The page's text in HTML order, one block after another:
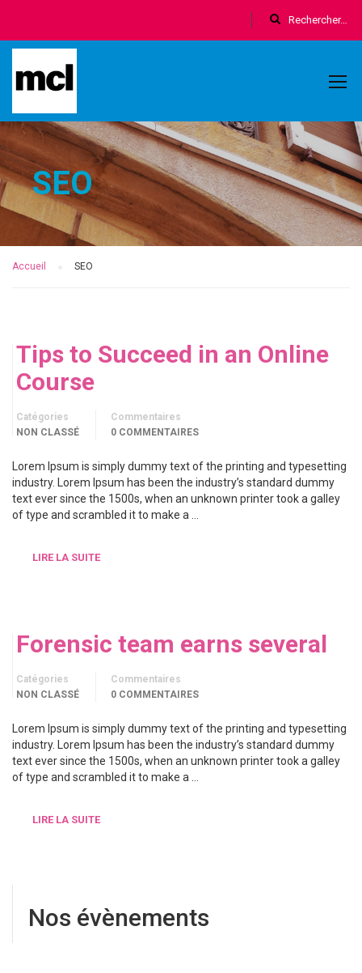
SEO
Accueil SEO
Tips to Succeed in an Online
Course
Catégories
NON CLASSÉ
Commentaires
0 COMMENTAIRES
Lorem Ipsum is simply dummy text of the printing and typesetting
industry. Lorem Ipsum has been the industry’s standard dummy
text ever since the 1500s, when an unknown printer took a galley
of type and scrambled it to make a …
LIRE LA SUITE
Forensic team earns several
Catégories
NON CLASSÉ
Commentaires
0 COMMENTAIRES
Lorem Ipsum is simply dummy text of the printing and typesetting
industry. Lorem Ipsum has been the industry’s standard dummy
text ever since the 1500s, when an unknown printer took a galley
of type and scrambled it to make a …
LIRE LA SUITE
Nos évènements